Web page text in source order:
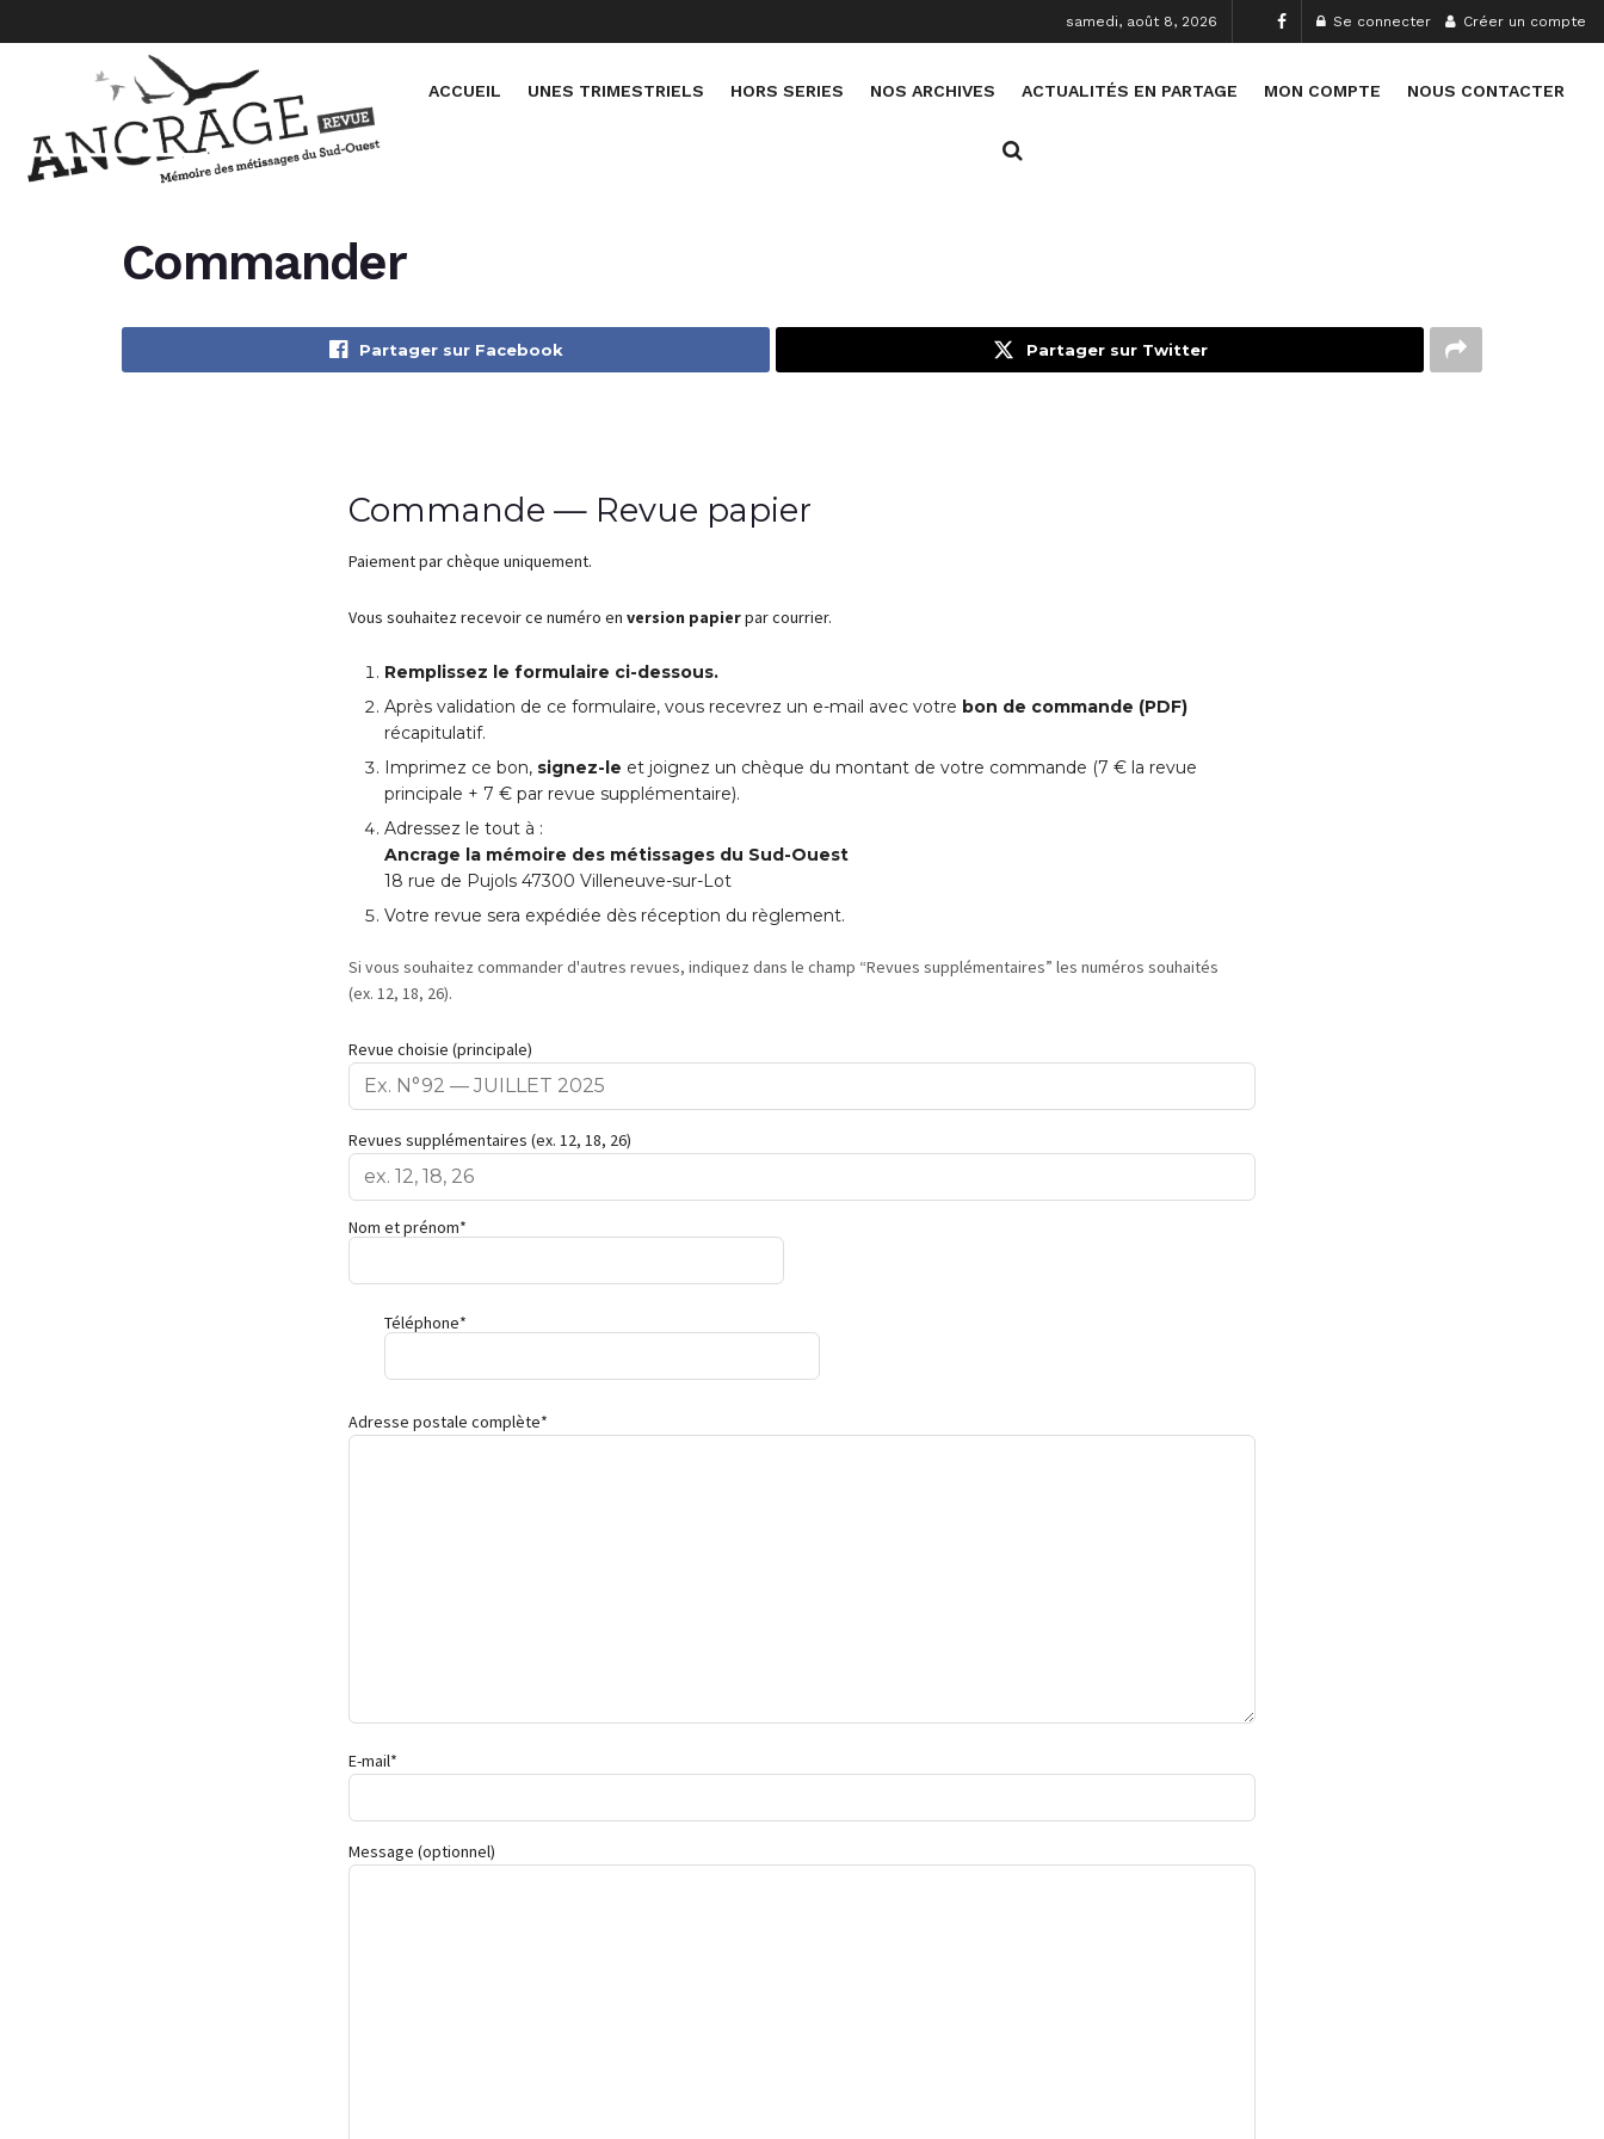
samedi, août 8, 2026 Se connecter Créer un compte
ACCUEIL UNES TRIMESTRIELS HORS SERIES NOS ARCHIVES ACTUALITÉS EN PARTAGE MON COMPTE NOUS CONTACTER
Commander
Partager sur Facebook Partager sur Twitter
Commande — Revue papier
Paiement par chèque uniquement.
Vous souhaitez recevoir ce numéro en version papierpar courrier.
Remplissez le formulaire ci-dessous.
Après validation de ce formulaire, vous recevrez un e-mail avec votre bon de commande (PDF)
récapitulatif.
Imprimez ce bon, signez-le et joignez un chèque du montant de votre commande (7 € la revue
principale + 7 € par revue supplémentaire).
Adressez le tout à :
Ancrage la mémoire des métissages du Sud-Ouest
18 rue de Pujols 47300 Villeneuve-sur-Lot
Votre revue sera expédiée dès réception du règlement.
Si vous souhaitez commander d'autres revues, indiquez dans le champ “Revues supplémentaires” les numéros souhaités
(ex. 12, 18, 26).
Revue choisie (principale)
Revues supplémentaires (ex. 12, 18, 26)
Nom et prénom*
Téléphone*
Adresse postale complète*
E-mail*
Message (optionnel)